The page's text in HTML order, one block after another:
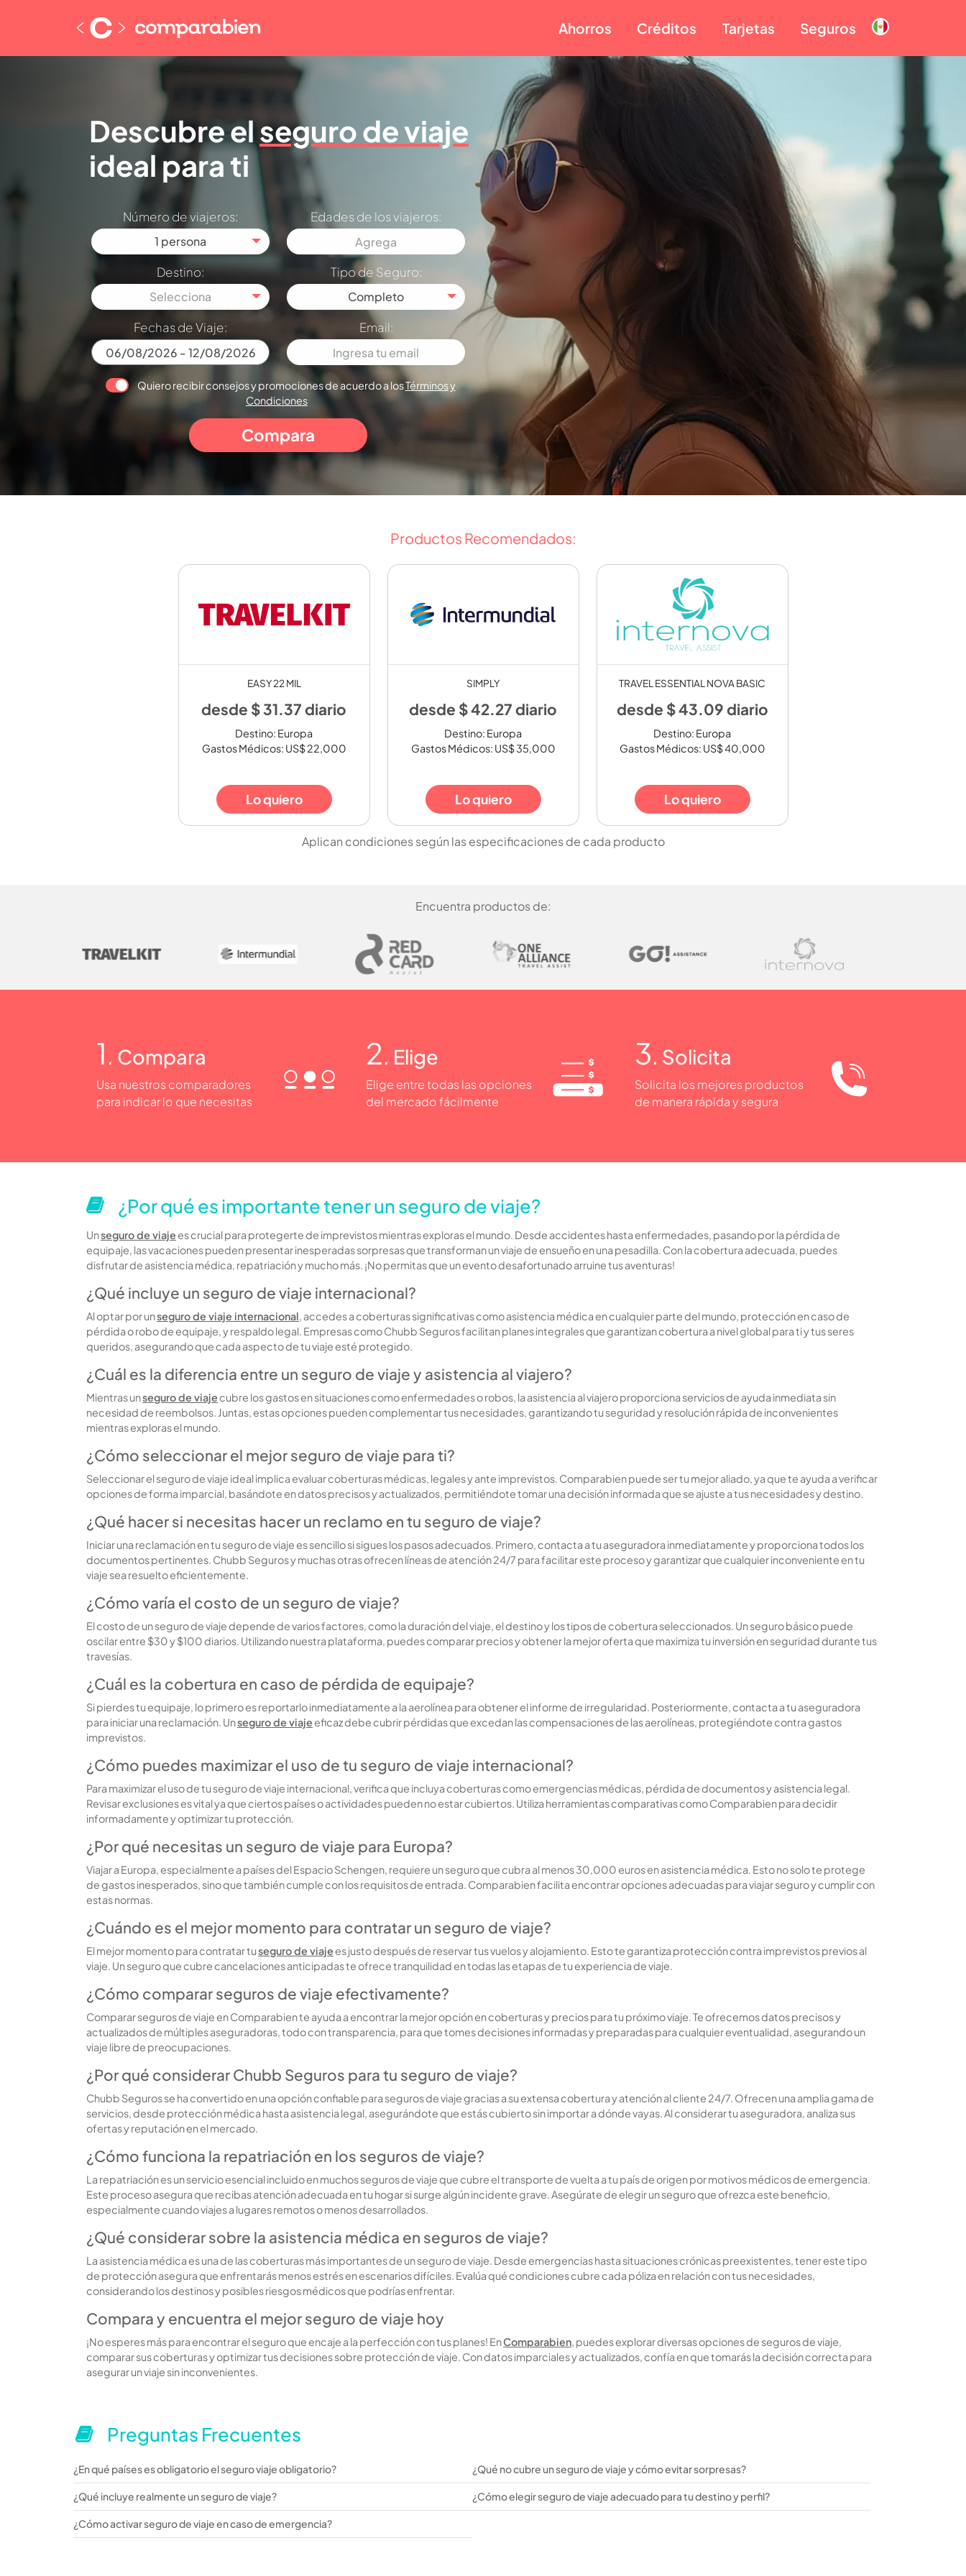
Ahorros Créditos Tarjetas Seguros
Descubre elseguro de viaje
ideal para ti
Número de viajeros:
1 persona
Edades de los viajeros:
Destino:
Selecciona
Tipo de Seguro:
Completo
Fechas de Viaje: Email:
Quiero recibir consejos y promociones de acuerdo a losTérminos y
Condiciones
Productos Recomendados:
EASY 22 MIL
desde $ 31.37 diario
Destino: Europa
Gastos Médicos: US$ 22,000
Lo quiero
SIMPLY
desde $ 42.27 diario
Destino: Europa
Gastos Médicos: US$ 35,000
Lo quiero
TRAVEL ESSENTIAL NOVA BASIC
desde $ 43.09 diario
Destino: Europa
Gastos Médicos: US$ 40,000
Lo quiero
Aplican condiciones según las especificaciones de cada producto
Encuentra productos de:
1 . Compara
Usa nuestros comparadores
para indicar lo que necesitas
2. Elige
Elige entre todas las opciones
del mercado fácilmente
3. Solicita
Solicita los mejores productos
de manera rápida y segura
¿Por qué es importante tener un seguro de viaje?
Unseguro de viaje es crucial para protegerte de imprevistos mientras exploras el mundo. Desde accidentes hasta enfermedades, pasando por la pérdida de
equipaje, las vacaciones pueden presentar inesperadas sorpresas que transforman un viaje de ensueño en una pesadilla. Con la cobertura adecuada, puedes
disfrutar de asistencia médica, repatriación y mucho más. ¡No permitas que un evento desafortunado arruine tus aventuras!
¿Qué incluye un seguro de viaje internacional?
Al optar por unseguro de viaje internacional, accedes a coberturas significativas como asistencia médica en cualquier parte del mundo, protección en caso de
pérdida o robo de equipaje, y respaldo legal. Empresas como Chubb Seguros facilitan planes integrales que garantizan cobertura a nivel global para ti y tus seres
queridos, asegurando que cada aspecto de tu viaje esté protegido.
¿Cuál es la diferencia entre un seguro de viaje y asistencia al viajero?
Mientras unseguro de viajecubre los gastos en situaciones como enfermedades o robos, la asistencia al viajero proporciona servicios de ayuda inmediata sin
necesidad de reembolsos. Juntas, estas opciones pueden complementar tus necesidades, garantizando tu seguridad y resolución rápida de inconvenientes
mientras exploras el mundo.
¿Cómo seleccionar el mejor seguro de viaje para ti?
Seleccionar el seguro de viaje ideal implica evaluar coberturas médicas, legales y ante imprevistos. Comparabien puede ser tu mejor aliado, ya que te ayuda a verificar
opciones de forma imparcial, basándote en datos precisos y actualizados, permitiéndote tomar una decisión informada que se ajuste a tus necesidades y destino.
¿Qué hacer si necesitas hacer un reclamo en tu seguro de viaje?
Iniciar una reclamación en tu seguro de viaje es sencillo si sigues los pasos adecuados. Primero, contacta a tu aseguradora inmediatamente y proporciona todos los
documentos pertinentes. Chubb Seguros y muchas otras ofrecen líneas de atención 24/7 para facilitar este proceso y garantizar que cualquier inconveniente en tu
viaje sea resuelto eficientemente.
¿Cómo varía el costo de un seguro de viaje?
El costo de un seguro de viaje depende de varios factores, como la duración del viaje, el destino y los tipos de cobertura seleccionados. Un seguro básico puede
oscilar entre $30 y $100 diarios. Utilizando nuestra plataforma, puedes comparar precios y obtener la mejor oferta que maximiza tu inversión en seguridad durante tus
travesías.
¿Cuál es la cobertura en caso de pérdida de equipaje?
Si pierdes tu equipaje, lo primero es reportarlo inmediatamente a la aerolínea para obtener el informe de irregularidad. Posteriormente, contacta a tu aseguradora
para iniciar una reclamación. Unseguro de viaje eficaz debe cubrir pérdidas que excedan las compensaciones de las aerolíneas, protegiéndote contra gastos
imprevistos.
¿Cómo puedes maximizar el uso de tu seguro de viaje internacional?
Para maximizar el uso de tu seguro de viaje internacional, verifica que incluya coberturas como emergencias médicas, pérdida de documentos y asistencia legal.
Revisar exclusiones es vital ya que ciertos países o actividades pueden no estar cubiertos. Utiliza herramientas comparativas como Comparabien para decidir
informadamente y optimizar tu protección.
¿Por qué necesitas un seguro de viaje para Europa?
Viajar a Europa, especialmente a países del Espacio Schengen, requiere un seguro que cubra al menos 30,000 euros en asistencia médica. Esto no solo te protege
de gastos inesperados, sino que también cumple con los requisitos de entrada. Comparabien facilita encontrar opciones adecuadas para viajar seguro y cumplir con
estas normas.
¿Cuándo es el mejor momento para contratar un seguro de viaje?
El mejor momento para contratar tuseguro de viaje es justo después de reservar tus vuelos y alojamiento. Esto te garantiza protección contra imprevistos previos al
viaje. Un seguro que cubre cancelaciones anticipadas te ofrece tranquilidad en todas las etapas de tu experiencia de viaje.
¿Cómo comparar seguros de viaje efectivamente?
Comparar seguros de viaje en Comparabien te ayuda a encontrar la mejor opción en coberturas y precios para tu próximo viaje. Te ofrecemos datos precisos y
actualizados de múltiples aseguradoras, todo con transparencia, para que tomes decisiones informadas y preparadas para cualquier eventualidad, asegurando un
viaje libre de preocupaciones.
¿Por qué considerar Chubb Seguros para tu seguro de viaje?
Chubb Seguros se ha convertido en una opción confiable para seguros de viaje gracias a su extensa cobertura y atención al cliente 24/7. Ofrecen una amplia gama de
servicios, desde protección médica hasta asistencia legal, asegurándote que estás cubierto sin importar a dónde vayas. Al considerar tu aseguradora, analiza sus
ofertas y reputación en el mercado.
¿Cómo funciona la repatriación en los seguros de viaje?
La repatriación es un servicio esencial incluido en muchos seguros de viaje que cubre el transporte de vuelta a tu país de origen por motivos médicos de emergencia.
Este proceso asegura que recibas atención adecuada en tu hogar si surge algún incidente grave. Asegúrate de elegir un seguro que ofrezca este beneficio,
especialmente cuando viajes a lugares remotos o menos desarrollados.
¿Qué considerar sobre la asistencia médica en seguros de viaje?
La asistencia médica es una de las coberturas más importantes de un seguro de viaje. Desde emergencias hasta situaciones crónicas preexistentes, tener este tipo
de protección asegura que enfrentarás menos estrés en escenarios difíciles. Evalúa qué condiciones cubre cada póliza en relación con tus necesidades,
considerando los destinos y posibles riesgos médicos que podrías enfrentar.
Compara y encuentra el mejor seguro de viaje hoy
¡No esperes más para encontrar el seguro que encaje a la perfección con tus planes! EnComparabien, puedes explorar diversas opciones de seguros de viaje,
comparar sus coberturas y optimizar tus decisiones sobre protección de viaje. Con datos imparciales y actualizados, confía en que tomarás la decisión correcta para
asegurar un viaje sin inconvenientes.
Preguntas Frecuentes
¿En qué países es obligatorio el seguro viaje obligatorio? ¿Qué no cubre un seguro de viaje y cómo evitar sorpresas?
¿Qué incluye realmente un seguro de viaje? ¿Cómo elegir seguro de viaje adecuado para tu destino y perfil?
¿Cómo activar seguro de viaje en caso de emergencia?